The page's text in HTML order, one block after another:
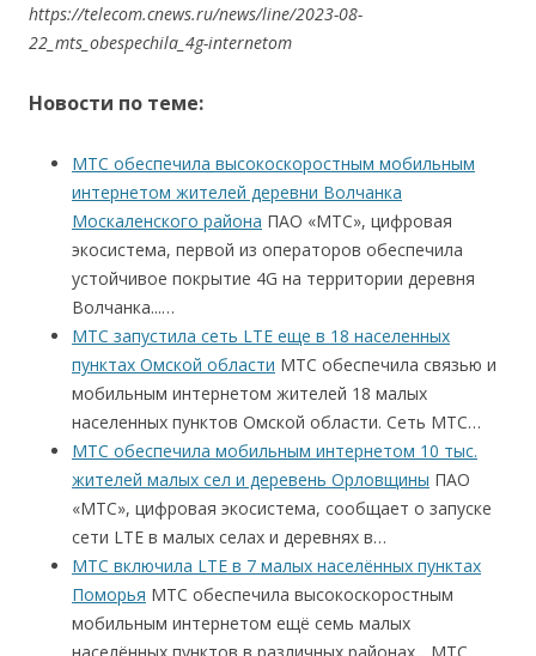
https://telecom.cnews.ru/news/line/2023-08-
22_mts_obespechila_4g-internetom
Новости по теме:
МТС обеспечила высокоскоростным мобильным
интернетом жителей деревни Волчанка
Москаленского района ПАО «МТС», цифровая
экосистема, первой из операторов обеспечила
устойчивое покрытие 4G на территории деревня
Волчанка...…
МТС запустила сеть LTE еще в 18 населенных
пунктах Омской области МТС обеспечила связью и
мобильным интернетом жителей 18 малых
населенных пунктов Омской области. Сеть МТС…
МТС обеспечила мобильным интернетом 10 тыс.
жителей малых сел и деревень Орловщины ПАО
«МТС», цифровая экосистема, сообщает о запуске
сети LTE в малых селах и деревнях в…
МТС включила LTE в 7 малых населённых пунктах
Поморья МТС обеспечила высокоскоростным
мобильным интернетом ещё семь малых